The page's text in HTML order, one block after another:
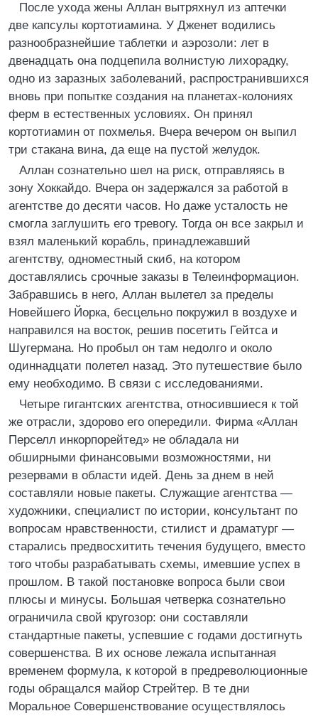
После ухода жены Аллан вытряхнул из аптечки
две капсулы кортотиамина. У Дженет водились
разнообразнейшие таблетки и аэрозоли: лет в
двенадцать она подцепила волнистую лихорадку,
одно из заразных заболеваний, распространившихся
вновь при попытке создания на планетах-колониях
ферм в естественных условиях. Он принял
кортотиамин от похмелья. Вчера вечером он выпил
три стакана вина, да еще на пустой желудок.
Аллан сознательно шел на риск, отправляясь в
зону Хоккайдо. Вчера он задержался за работой в
агентстве до десяти часов. Но даже усталость не
смогла заглушить его тревогу. Тогда он все закрыл и
взял маленький корабль, принадлежавший
агентству, одноместный скиб, на котором
доставлялись срочные заказы в Телеинформацион.
Забравшись в него, Аллан вылетел за пределы
Новейшего Йорка, бесцельно покружил в воздухе и
направился на восток, решив посетить Гейтса и
Шугермана. Но пробыл он там недолго и около
одиннадцати полетел назад. Это путешествие было
ему необходимо. В связи с исследованиями.
Четыре гигантских агентства, относившиеся к той
же отрасли, здорово его опередили. Фирма «Аллан
Перселл инкорпорейтед» не обладала ни
обширными финансовыми возможностями, ни
резервами в области идей. День за днем в ней
составляли новые пакеты. Служащие агентства —
художники, специалист по истории, консультант по
вопросам нравственности, стилист и драматург —
старались предвосхитить течения будущего, вместо
того чтобы разрабатывать схемы, имевшие успех в
прошлом. В такой постановке вопроса были свои
плюсы и минусы. Большая четверка сознательно
ограничила свой кругозор: они составляли
стандартные пакеты, успевшие с годами достигнуть
совершенства. В их основе лежала испытанная
временем формула, к которой в предреволюционные
годы обращался майор Стрейтер. В те дни
Моральное Совершенствование осуществлялось